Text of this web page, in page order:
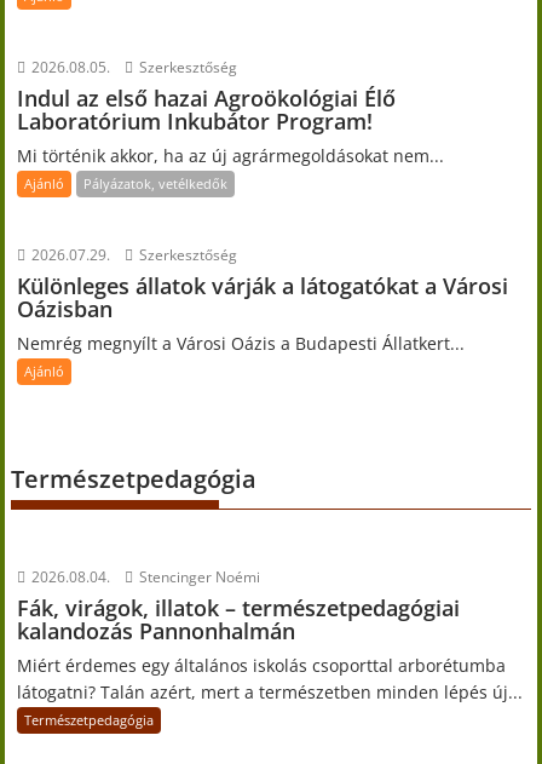
2026.08.05. Szerkesztőség
Indul az első hazai Agroökológiai Élő
Laboratórium Inkubátor Program!
Mi történik akkor, ha az új agrármegoldásokat nem...
Ajánló Pályázatok, vetélkedők
2026.07.29. Szerkesztőség
Különleges állatok várják a látogatókat a Városi
Oázisban
Nemrég megnyílt a Városi Oázis a Budapesti Állatkert...
Ajánló
Természetpedagógia
2026.08.04. Stencinger Noémi
Fák, virágok, illatok – természetpedagógiai
kalandozás Pannonhalmán
Miért érdemes egy általános iskolás csoporttal arborétumba
látogatni? Talán azért, mert a természetben minden lépés új...
Természetpedagógia